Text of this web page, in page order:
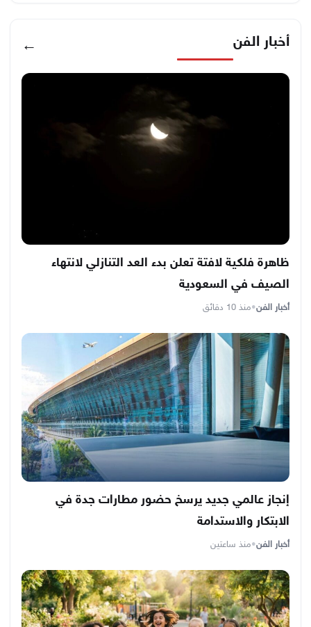
أخبار الفن ←
ظاهرة فلكية لافتة تعلن بدء العد التنازلي لانتهاء
الصيف في السعودية
أخبار الفن•منذ 10 دقائق
إنجاز عالمي جديد يرسخ حضور مطارات جدة في
الابتكار والاستدامة
أخبار الفن•منذ ساعتين